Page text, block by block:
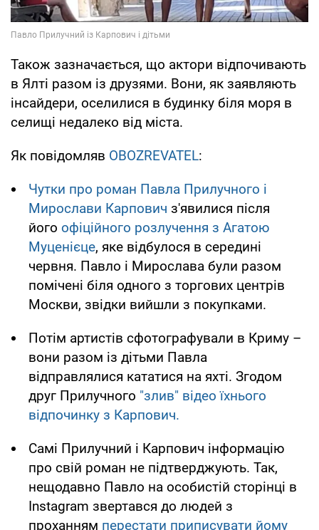
Також зазначається, що актори відпочивають
в Ялті разом із друзями. Вони, як заявляють
інсайдери, оселилися в будинку біля моря в
селищі недалеко від міста.
Як повідомляв OBOZREVATEL:
Чутки про роман Павла Прилучного і
Мирослави Карпович з'явилися після
його офіційного розлучення з Агатою
Муценієце, яке відбулося в середині
червня. Павло і Мирослава були разом
помічені біля одного з торгових центрів
Москви, звідки вийшли з покупками.
Потім артистів сфотографували в Криму –
вони разом із дітьми Павла
відправлялися кататися на яхті. Згодом
друг Прилучного "злив" відео їхнього
відпочинку з Карпович.
Самі Прилучний і Карпович інформацію
про свій роман не підтверджують. Так,
нещодавно Павло на особистій сторінці в
Instagram звертався до людей з
проханням перестати приписувати йому